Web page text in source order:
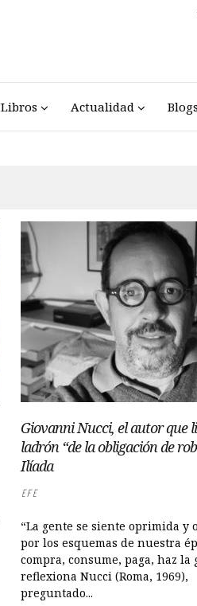
Libros Actualidad Blogs
Giovanni Nucci, el autor que
ladrón “de la obligación de
Ilíada
EFE
“La gente se siente oprimida y
por los esquemas de nuestra
compra, consume, paga, haz la
reflexiona Nucci (Roma, 1969),
preguntado...